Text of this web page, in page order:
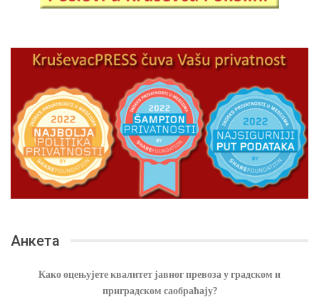
Анкета
Како оцењујете квалитет јавног превоза у градском и
приградском саобраћају?